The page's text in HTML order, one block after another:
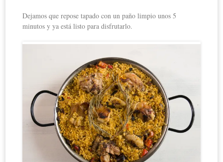
Dejamos que repose tapado con un paño limpio unos 5
minutos y ya está listo para disfrutarlo.